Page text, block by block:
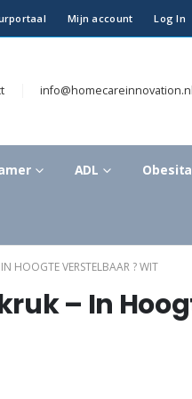
Mijn account Log In
info@homecareinnovation.nl
ADL
HOOGTE VERSTELBAAR ? WIT
– In